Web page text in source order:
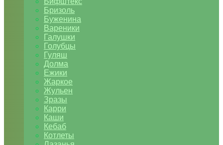
Бризоль
Буженина
Вареники
Галушки
Голубцы
Гуляш
Долма
Ежики
Жаркое
Жульен
Зразы
Карри
Каши
Кебаб
Котлеты